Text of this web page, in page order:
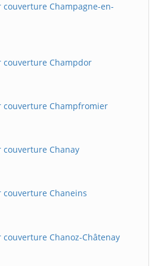
Champagne-en-
couverture Champdor
couverture Champfromier
Chanay
Chaneins
Chanoz-Châtenay